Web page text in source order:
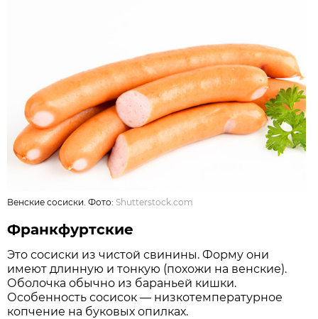
Венские сосиски. Фото:Shutterstock.com
Франкфуртские
Это сосиски из чистой свинины. Форму они
имеют длинную и тонкую (похожи на венские).
Оболочка обычно из бараньей кишки.
Особенность сосисок — низкотемпературное
копчение на буковых опилках.